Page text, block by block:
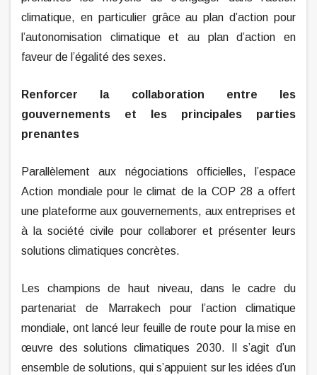
climatique, en particulier grâce au plan d’action pour
l’autonomisation climatique et au plan d’action en
faveur de l’égalité des sexes.
Renforcer la collaboration entre les
gouvernements et les principales parties
prenantes
Parallèlement aux négociations officielles, l’espace
Action mondiale pour le climat de la COP 28 a offert
une plateforme aux gouvernements, aux entreprises et
à la société civile pour collaborer et présenter leurs
solutions climatiques concrètes.
Les champions de haut niveau, dans le cadre du
partenariat de Marrakech pour l’action climatique
mondiale, ont lancé leur feuille de route pour la mise en
œuvre des solutions climatiques 2030. Il s’agit d’un
ensemble de solutions, qui s’appuient sur les idées d’un